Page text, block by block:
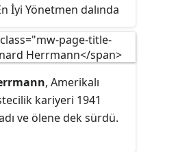
İyi Yönetmen dalında
Akademi Ödülleri,
Altın Palmiye ve iki
aday gösterilmiştir.
film yönetmiştir.
Oscar'a aday
, Amerikalı
kariyeri 1941
ve ölene dek sürdü.